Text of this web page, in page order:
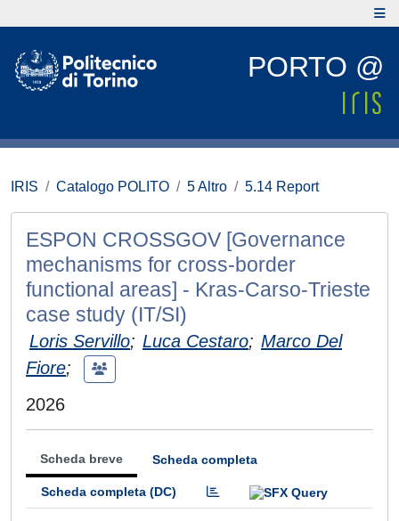
PORTO @
IRIS Catalogo POLITO 5 Altro 5.14 Report
ESPON CROSSGOV [Governance
mechanisms for cross-border
functional areas] - Kras-Carso-Trieste
case study (IT/SI)
Loris Servillo; Luca Cestaro; Marco Del
Fiore;
2026
Scheda breve Scheda completa
Scheda completa (DC)